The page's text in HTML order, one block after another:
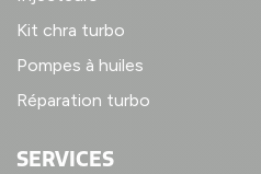
Kit chra turbo
Pompes à huiles
Réparation turbo
SERVICES